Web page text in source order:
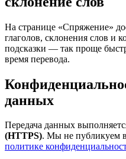
На странице «Спряжение»
глаголов, склонения слов и
подсказки — так проще
время перевода.
данных
Передача данных
(HTTPS). Мы не публикуем
политике